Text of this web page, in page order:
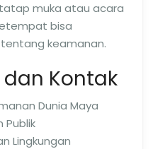
muka atau acara
bisa
keamanan.
Kontak
Dunia Maya
Publik
Lingkungan